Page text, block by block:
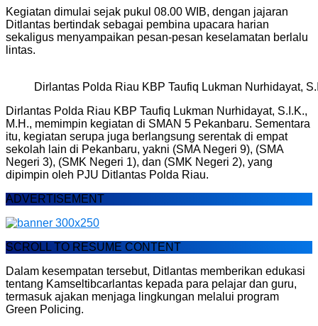
Kegiatan dimulai sejak pukul 08.00 WIB, dengan jajaran
Ditlantas bertindak sebagai pembina upacara harian
sekaligus menyampaikan pesan-pesan keselamatan berlalu
lintas.
Dirlantas Polda Riau KBP Taufiq Lukman Nurhidayat,
Dirlantas Polda Riau KBP Taufiq Lukman Nurhidayat, S.I.K.,
M.H., memimpin kegiatan di SMAN 5 Pekanbaru. Sementara
itu, kegiatan serupa juga berlangsung serentak di empat
sekolah lain di Pekanbaru, yakni (SMA Negeri 9), (SMA
Negeri 3), (SMK Negeri 1), dan (SMK Negeri 2), yang
dipimpin oleh PJU Ditlantas Polda Riau.
ADVERTISEMENT
SCROLL TO RESUME CONTENT
Dalam kesempatan tersebut, Ditlantas memberikan edukasi
tentang Kamseltibcarlantas kepada para pelajar dan guru,
termasuk ajakan menjaga lingkungan melalui program
Green Policing.